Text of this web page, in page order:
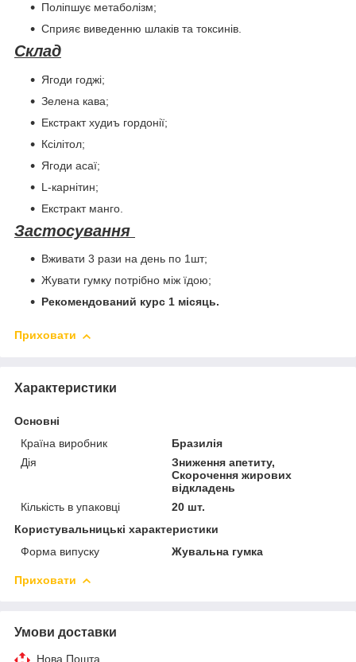
Поліпшує метаболізм;
Сприяє виведенню шлаків та токсинів.
Склад
Ягоди годжі;
Зелена кава;
Екстракт худиъ гордонії;
Ксілітол;
Ягоди асаї;
L-карнітин;
Екстракт манго.
Застосування
Вживати 3 рази на день по 1шт;
Жувати гумку потрібно між їдою;
Рекомендований курс 1 місяць.
Приховати
Характеристики
Основні
Країна виробник
Бразилія
Дія
Зниження апетиту,
Скорочення жирових
відкладень
Кількість в упаковці
20 шт.
Користувальницькі характеристики
Форма випуску
Жувальна гумка
Приховати
Умови доставки
Нова Пошта